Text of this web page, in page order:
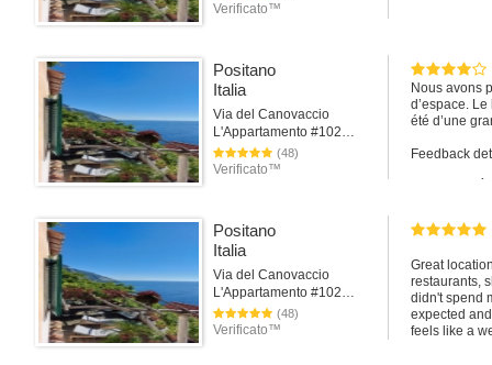
Verificato™
Positano
Italia
Via del Canovaccio
L'Appartamento #102Positano
(48)
Verificato™
Nous avons
d’espace.
été d’une
Feedback
Pulizia 4
Posizione 5
Positano
Italia
Via del Canovaccio
L'Appartamento #102Positano
(48)
Verificato™
Great
restaurants,
didn't spend
expected
feels like a